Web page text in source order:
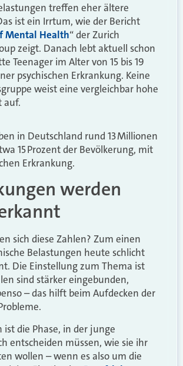
treffen eher ältere
ist ein Irrtum, wie der Bericht
Mental Health“ der Zurich
zeigt. Danach lebt aktuell schon
Teenager im Alter von 15 bis 19
psychischen Erkrankung. Keine
weist eine vergleichbar hohe
auf.
in Deutschland rund 13 Millionen
15 Prozent der Bevölkerung, mit
Erkrankung.
werden
sich diese Zahlen? Zum einen
Belastungen heute schlicht
Die Einstellung zum Thema ist
sind stärker eingebunden,
– das hilft beim Aufdecken der
ist die Phase, in der junge
entscheiden müssen, wie sie ihr
wollen – wenn es also um die